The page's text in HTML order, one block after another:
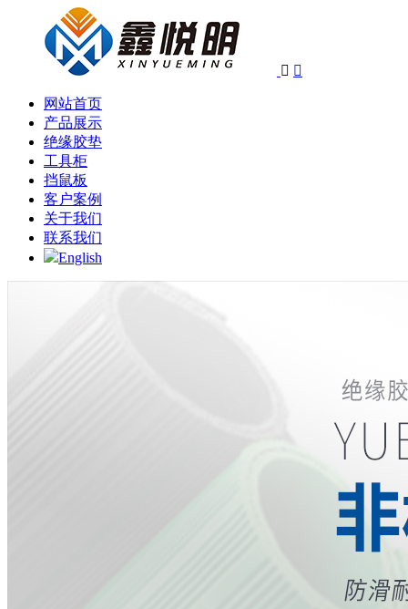
 
网站首页
产品展示
绝缘胶垫
工具柜
挡鼠板
客户案例
关于我们
联系我们
English